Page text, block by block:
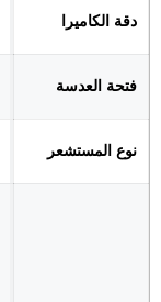
دقة الكاميرا
فتحة العدسة
نوع المستشعر